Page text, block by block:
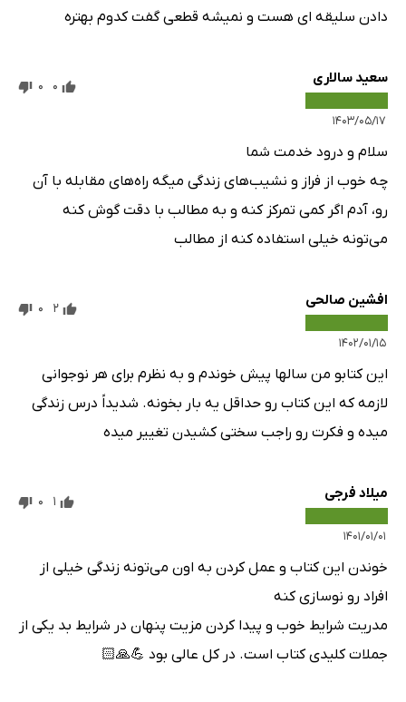
دادن سلیقه ای هست و نمیشه قطعی گفت کدوم بهتره
سعید سالاری
۱۴۰۳/۰۵/۱۷
0
0
سلام و درود خدمت شما
چه خوب از فراز و نشیب‌های زندگی میگه راه‌های مقابله با آن
رو، آدم اگر کمی تمرکز کنه و به مطالب با دقت گوش کنه
می‌تونه خیلی استفاده کنه از مطالب
افشین صالحی
۱۴۰۲/۰۱/۱۵
2
0
این کتابو من سالها پیش خوندم و به نظرم برای هر نوجوانی
لازمه که این کتاب رو حداقل یه بار بخونه. شدیداً درس زندگی
میده و فکرت رو راجب سختی کشیدن تغییر میده
میلاد فرجی
۱۴۰۱/۰۱/۰۱
1
0
خوندن این کتاب و عمل کردن به اون می‌تونه زندگی خیلی از
افراد رو نوسازی کنه
مدریت شرایط خوب و پیدا کردن مزیت پنهان در شرایط بد یکی از
جملات کلیدی کتاب است. در کل عالی بود 💪🙏🏻